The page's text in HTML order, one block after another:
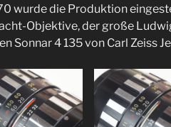
wurde die Produktion
Objektive, der große
Sonnar 4 135 von Carl Zeiss